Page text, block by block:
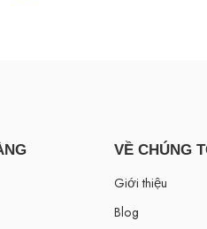
VỀ CHÚNG
Giới thiệu
Blog